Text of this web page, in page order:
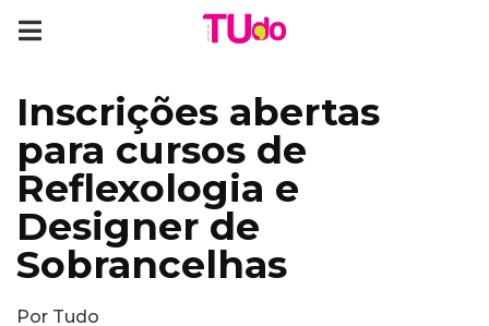
Inscrições abertas
para cursos de
Reflexologia e
Designer de
Sobrancelhas
Por Tudo